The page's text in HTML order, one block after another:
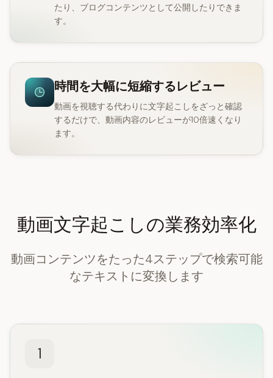
たり、ブログコンテンツとして公開したりできま
す。
時間を大幅に短縮するレビュー
動画を視聴する代わりに文字起こしをざっと確認
するだけで、動画内容のレビューが10倍速くなり
ます。
動画文字起こしの業務効率化
動画コンテンツをたった4ステップで検索可能
なテキストに変換します
1